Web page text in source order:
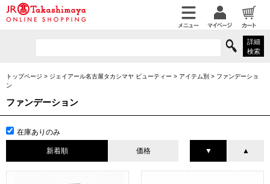
詳細
検索
トップページ > ジェイアール名古屋タカシマヤ ビューティー > アイテム別 > ファンデーショ
ン
ファンデーション
在庫ありのみ
新着順 価格 ▼ ▲